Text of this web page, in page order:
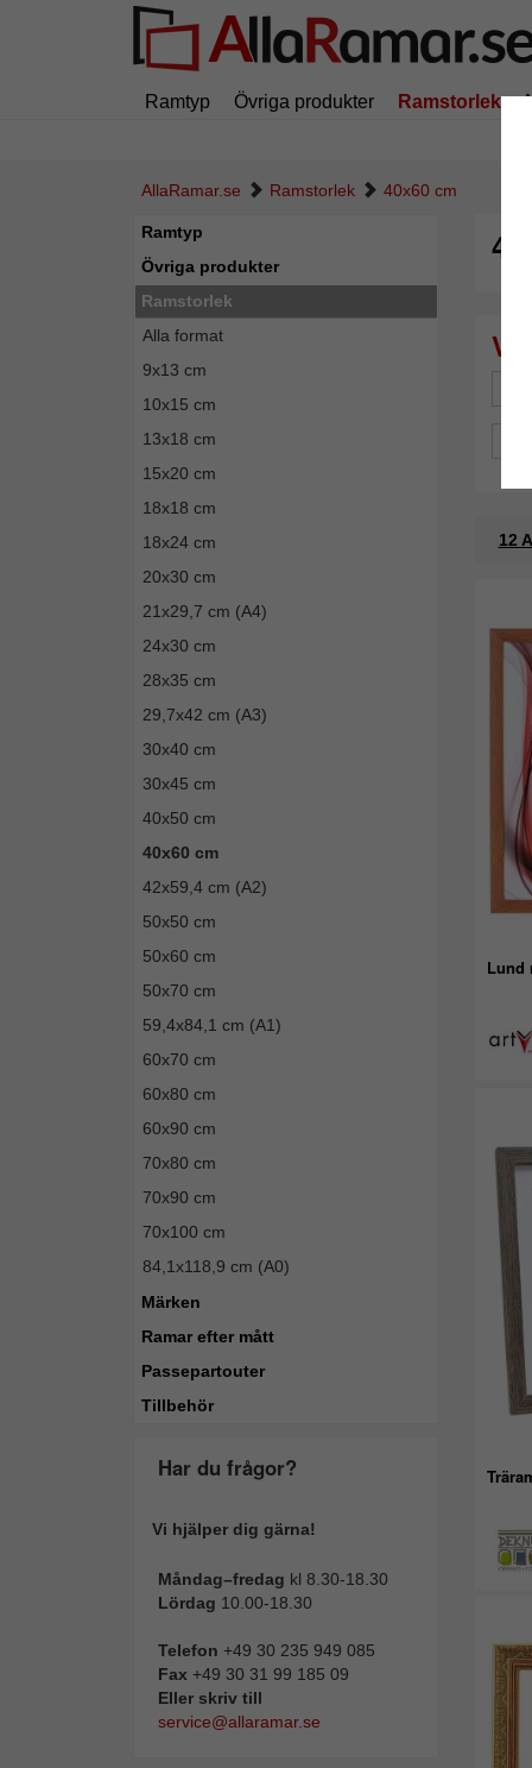
Ramtyp Övriga produkter Ramstorlek
AllaRamar.se Ramstorlek 40x60 cm
Ramtyp
Övriga produkter
Ramstorlek
Alla format
9x13 cm
10x15 cm
13x18 cm
15x20 cm
18x18 cm
18x24 cm
20x30 cm
21x29,7 cm (A4)
24x30 cm
28x35 cm
29,7x42 cm (A3)
30x40 cm
30x45 cm
40x50 cm
40x60 cm
42x59,4 cm (A2)
50x50 cm
50x60 cm
50x70 cm
59,4x84,1 cm (A1)
60x70 cm
60x80 cm
60x90 cm
70x80 cm
70x90 cm
70x100 cm
84,1x118,9 cm (A0)
Märken
Ramar efter mått
Passepartouter
Tillbehör
Har du frågor?
Vi hjälper dig gärna!
Måndag–fredag kl 8.30-18.30
Lördag 10.00-18.30
Telefon +49 30 235 949 085
Fax +49 30 31 99 185 09
Eller skriv till
service@allaramar.se
12
Lund